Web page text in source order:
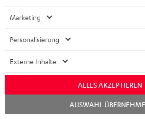
n
t
i
e
k
n
a
m
n
t
e
n
1Gültig bis 08.08.2026, 23:59 Uhr. Gratis Move 2 ab
Mindesteinkaufswert von 300 EUR. Gültig nur
Produkte bzw. für Bestellungen mit
Nicht gültig für bereits getätigte Käufe. Keine
Marketing
Personalisierung
Externe Inhalte
ALLES AKZEPTIEREN
AUSWAHL